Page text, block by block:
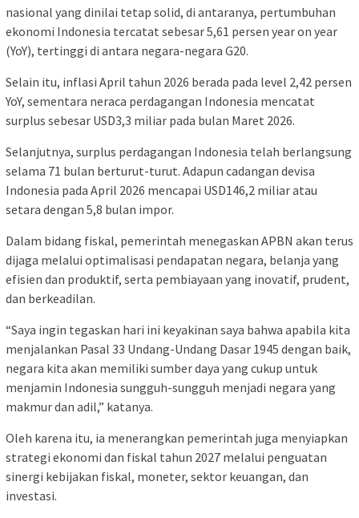
nasional yang dinilai tetap solid, di antaranya, pertumbuhan
ekonomi Indonesia tercatat sebesar 5,61 persen year on year
(YoY), tertinggi di antara negara-negara G20.
Selain itu, inflasi April tahun 2026 berada pada level 2,42 persen
YoY, sementara neraca perdagangan Indonesia mencatat
surplus sebesar USD3,3 miliar pada bulan Maret 2026.
Selanjutnya, surplus perdagangan Indonesia telah berlangsung
selama 71 bulan berturut-turut. Adapun cadangan devisa
Indonesia pada April 2026 mencapai USD146,2 miliar atau
setara dengan 5,8 bulan impor.
Dalam bidang fiskal, pemerintah menegaskan APBN akan terus
dijaga melalui optimalisasi pendapatan negara, belanja yang
efisien dan produktif, serta pembiayaan yang inovatif, prudent,
dan berkeadilan.
“Saya ingin tegaskan hari ini keyakinan saya bahwa apabila kita
menjalankan Pasal 33 Undang-Undang Dasar 1945 dengan baik,
negara kita akan memiliki sumber daya yang cukup untuk
menjamin Indonesia sungguh-sungguh menjadi negara yang
makmur dan adil,” katanya.
Oleh karena itu, ia menerangkan pemerintah juga menyiapkan
strategi ekonomi dan fiskal tahun 2027 melalui penguatan
sinergi kebijakan fiskal, moneter, sektor keuangan, dan
investasi.